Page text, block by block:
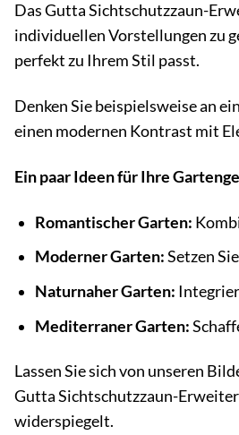
Das Gutta Sichtschutzzaun-
individuellen Vorstellungen zu
perfekt zu Ihrem Stil passt.
Denken Sie beispielsweise an
einen modernen Kontrast mit
Ein paar Ideen für Ihre
Romantischer Garten:
Moderner Garten:Setzen
Naturnaher Garten:
Mediterraner Garten:
Lassen Sie sich von unseren
Gutta Sichtschutzzaun-
widerspiegelt.